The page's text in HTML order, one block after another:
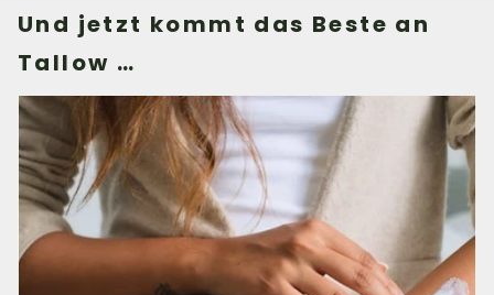
Und jetzt kommt das Beste an
Tallow …